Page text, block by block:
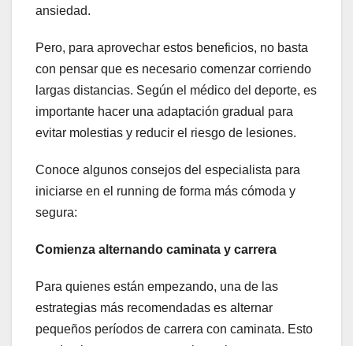
ansiedad.
Pero, para aprovechar estos beneficios, no basta
con pensar que es necesario comenzar corriendo
largas distancias. Según el médico del deporte, es
importante hacer una adaptación gradual para
evitar molestias y reducir el riesgo de lesiones.
Conoce algunos consejos del especialista para
iniciarse en el running de forma más cómoda y
segura:
Comienza alternando caminata y carrera
Para quienes están empezando, una de las
estrategias más recomendadas es alternar
pequeños períodos de carrera con caminata. Esto